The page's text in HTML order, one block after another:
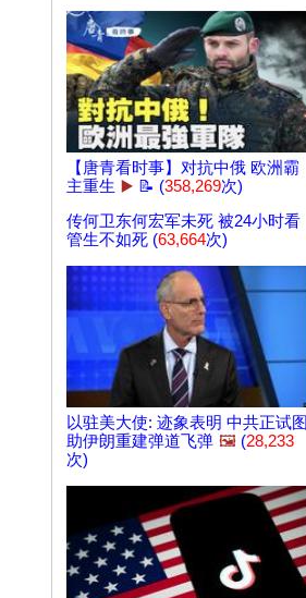
【唐青看时事】对抗中俄 欧洲霸
主重生 ▶️ 📝 (358,269次)
传何卫东何宏军未死 被24小时看
管生不如死 (63,664次)
以驻美大使: 迹象表明 中共正试图
助伊朗重建弹道飞弹 🖼️ (28,233
次)